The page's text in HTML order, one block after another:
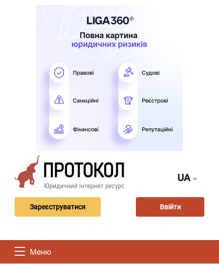
UA
Зареєструватися Ввійти
Меню